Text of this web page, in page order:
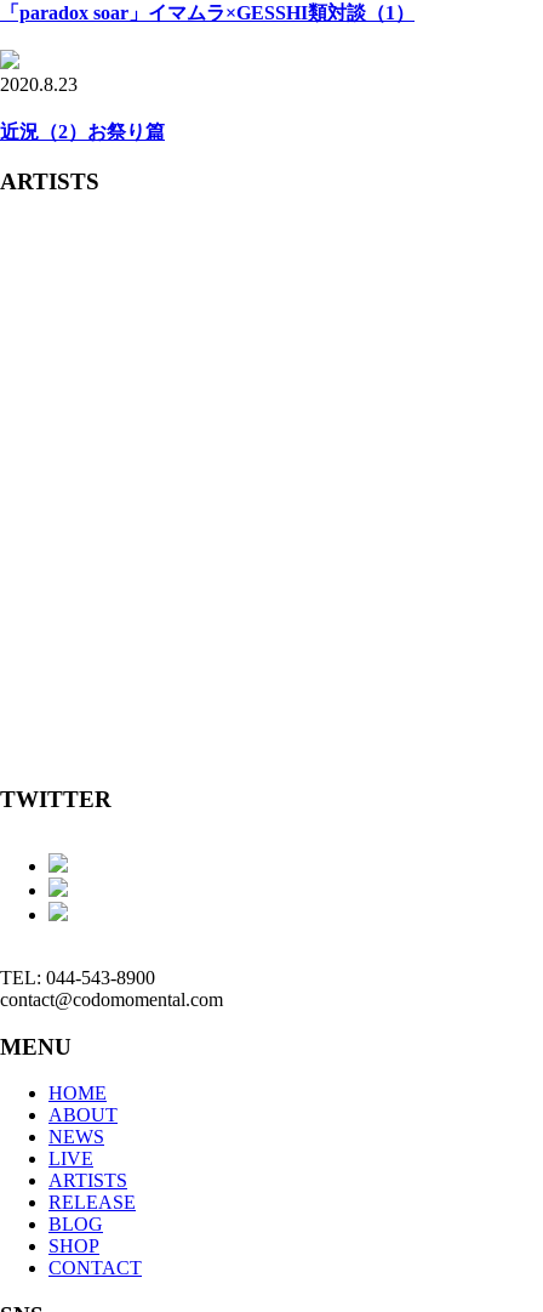
「paradox soar」イマムラ×GESSHI類対談（1）
2020.8.23
近況（2）お祭り篇
ARTISTS
TWITTER
TEL: 044-543-8900
contact@codomomental.com
MENU
HOME
ABOUT
NEWS
LIVE
ARTISTS
RELEASE
BLOG
SHOP
CONTACT